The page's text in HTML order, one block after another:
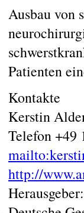
Ausbau von
Patienten
Kontakte
Kerstin
Telefon +49
http://
Herausgeber: